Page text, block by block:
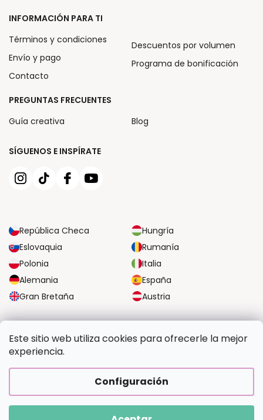
Este sitio web utiliza cookies para ofrecerle la mejor
experiencia.
Configuración
SÍGUENOS E INSPÍRATE
República Checa
Hungría
Eslovaquia
Rumanía
Polonia
Italia
Alemania
España
Gran Bretaña
Austria
INFORMACIÓN PARA TI
Términos y condiciones
Envío y pago
Contacto
Descuentos por volumen
Programa de bonificación
PREGUNTAS FRECUENTES
Guía creativa
Blog
OPCIONES SEGURAS DE PAGO